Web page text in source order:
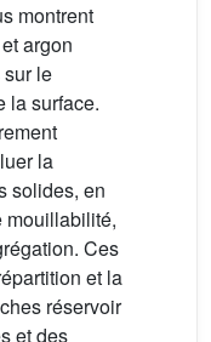
montrent
argon
le
la surface.
la
solides, en
mouillabilité,
Ces
et la
réservoir
et des